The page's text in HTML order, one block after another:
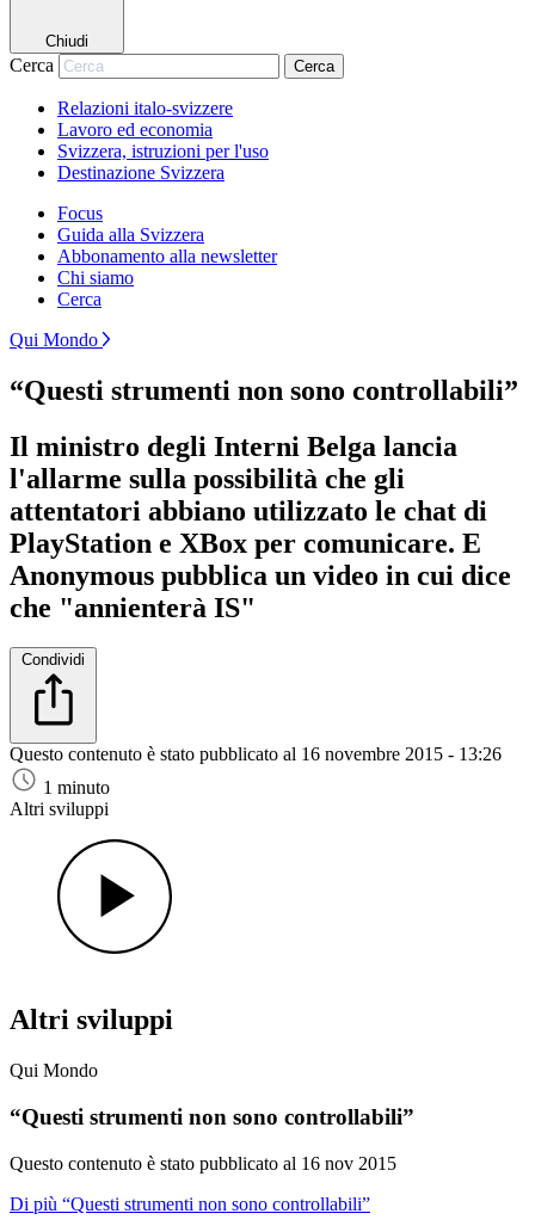
Chiudi
Cerca Cerca
Relazioni italo-svizzere
Lavoro ed economia
Svizzera, istruzioni per l'uso
Destinazione Svizzera
Focus
Guida alla Svizzera
Abbonamento alla newsletter
Chi siamo
Cerca
Qui Mondo
“Questi strumenti non sono controllabili”
Il ministro degli Interni Belga lancia
l'allarme sulla possibilità che gli
attentatori abbiano utilizzato le chat di
PlayStation e XBox per comunicare. E
Anonymous pubblica un video in cui dice
che "annienterà IS"
Condividi
Questo contenuto è stato pubblicato al 16 novembre 2015 - 13:26
1 minuto
Altri sviluppi
Altri sviluppi
Qui Mondo
“Questi strumenti non sono controllabili”
Questo contenuto è stato pubblicato al 16 nov 2015
Di più “Questi strumenti non sono controllabili”